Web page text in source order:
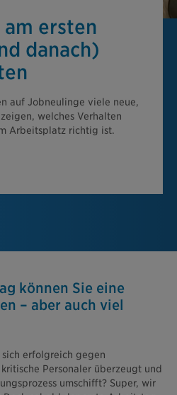
ersten
danach)
auf Jobneulinge viele neue,
welches Verhalten
Arbeitsplatz richtig ist.
können Sie eine
– aber auch viel
erfolgreich gegen
Personaler überzeugt und
umschifft? Super, wir